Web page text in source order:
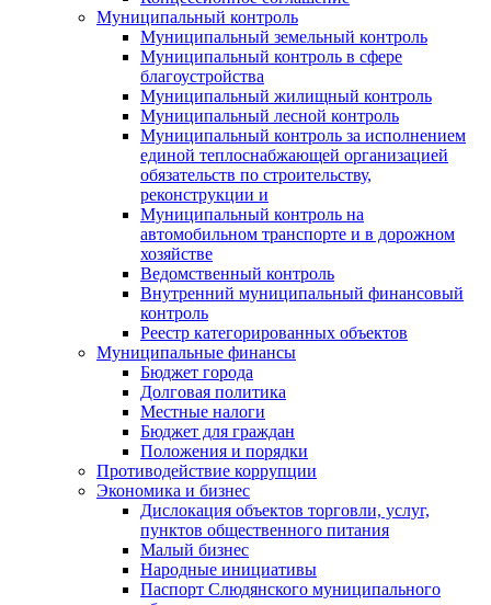
Муниципальный контроль
Муниципальный земельный контроль
Муниципальный контроль в сфере
благоустройства
Муниципальный жилищный контроль
Муниципальный лесной контроль
Муниципальный контроль за исполнением
единой теплоснабжающей организацией
обязательств по строительству,
реконструкции и
Муниципальный контроль на
автомобильном транспорте и в дорожном
хозяйстве
Ведомственный контроль
Внутренний муниципальный финансовый
контроль
Реестр категорированных объектов
Муниципальные финансы
Бюджет города
Долговая политика
Местные налоги
Бюджет для граждан
Положения и порядки
Противодействие коррупции
Экономика и бизнес
Дислокация объектов торговли, услуг,
пунктов общественного питания
Малый бизнес
Народные инициативы
Паспорт Слюдянского муниципального